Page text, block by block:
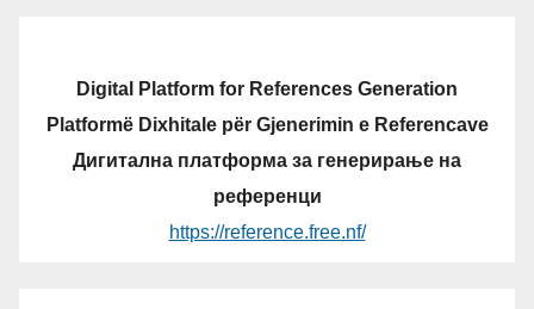
Digital Platform for References Generation
Platformë Dixhitale për Gjenerimin e Referencave
Дигитална платформа за генерирање на
референци
https://reference.free.nf/